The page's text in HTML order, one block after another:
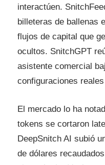
interactúen.
billeteras de ballenas
flujos de capital que
ocultos. SnitchGPT
asistente comercial
configuraciones
El mercado lo ha
tokens se cortaron
DeepSnitch AI subió
de dólares